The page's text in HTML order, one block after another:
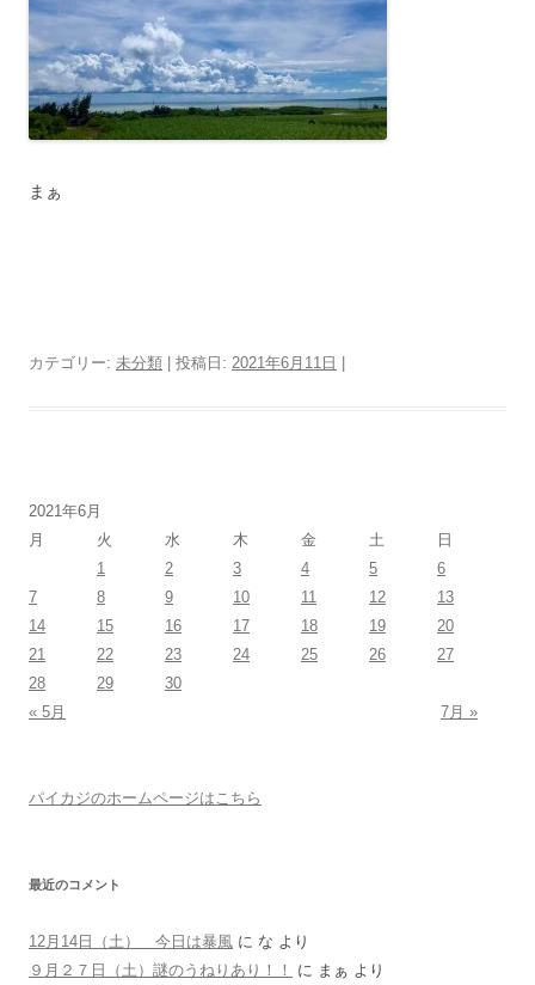
まぁ
カテゴリー: 未分類 | 投稿日: 2021年6月11日
2021年6月
月
火 水 木 金 土
日
1
2 3 4 5
6
7
8 9 10 11 12
13
14
15 16 17 18 19
20
21
22 23 24 25 26
27
28
29
30
« 5月
7月 »
パイカジのホームページはこちら
最近のコメント
12月14日（土） 今日は暴風 に な より
９月２７日（土）謎のうねりあり！！
に まぁ より